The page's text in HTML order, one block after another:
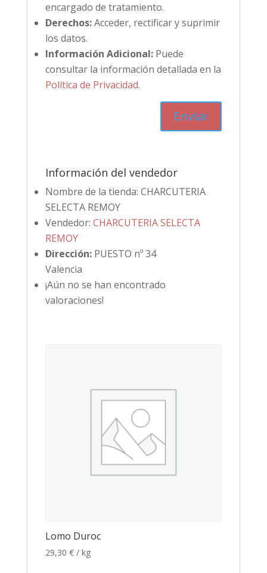
encargado de tratamiento.
Derechos:Acceder, rectificar y suprimir
los datos.
Información Adicional:Puede
consultar la información detallada en la
Política de Privacidad.
Información del vendedor
Nombre de la tienda: CHARCUTERIA
SELECTA REMOY
Vendedor: CHARCUTERIA SELECTA
REMOY
Dirección: PUESTO nº 34
Valencia
¡Aún no se han encontrado
valoraciones!
Lomo Duroc
29,30 € / kg